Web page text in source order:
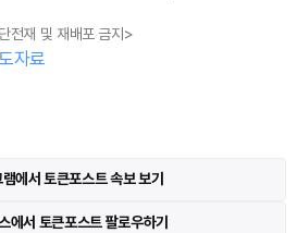
재 및 재배포 금지>
자료
에서 토큰포스트 속보 보기
에서 토큰포스트 팔로우하기